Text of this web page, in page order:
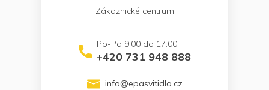
Zákaznické centrum
+420 731 948 888
info@epasvitidla.cz